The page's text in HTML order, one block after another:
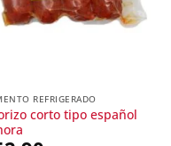
REFRIGERADO
corto tipo español